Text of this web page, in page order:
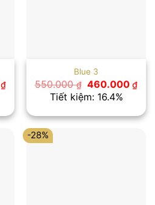
₫Giá
hiện
là:
450.000 ₫.
Blue 3
550.000₫ Giá
gốc
là:
460.000₫Giá
là:
Tiết kiệm: 16.4%
-28%